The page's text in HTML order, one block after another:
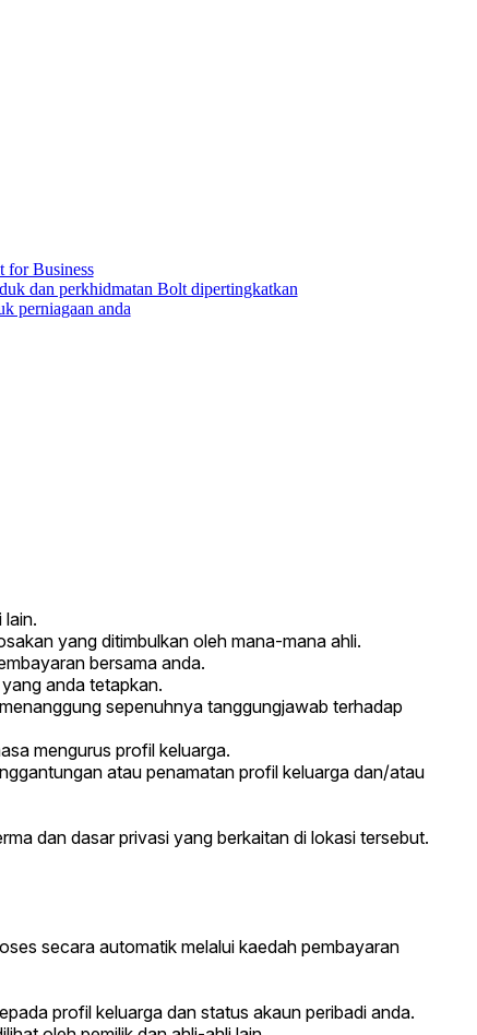
for Business
dan perkhidmatan Bolt dipertingkatkan
perniagaan anda
lain.
yang ditimbulkan oleh mana-mana ahli.
bersama anda.
anda tetapkan.
sepenuhnya tanggungjawab terhadap
mengurus profil keluarga.
atau penamatan profil keluarga dan/atau
dan dasar privasi yang berkaitan di lokasi tersebut.
secara automatik melalui kaedah pembayaran
profil keluarga dan status akaun peribadi anda.